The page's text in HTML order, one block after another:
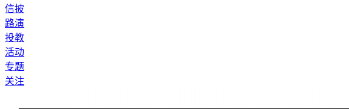
信披
路演
投教
活动
专题
关注